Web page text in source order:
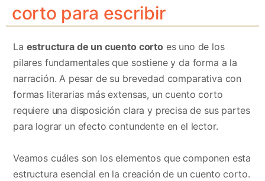
corto para escribir
La estructura de un cuento corto es uno de los
pilares fundamentales que sostiene y da forma a la
narración. A pesar de su brevedad comparativa con
formas literarias más extensas, un cuento corto
requiere una disposición clara y precisa de sus partes
para lograr un efecto contundente en el lector.
Veamos cuáles son los elementos que componen esta
estructura esencial en la creación de un cuento corto.